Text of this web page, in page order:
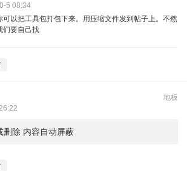
5 08:34
可以把工具包打包下来。用压缩文件发到帖子上。不然
们要自己找
地板
删除 内容自动屏蔽